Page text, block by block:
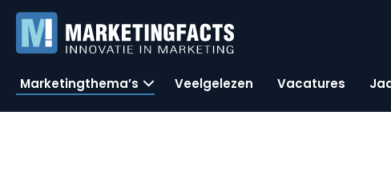
Marketingthema’s Veelgelezen Vacatures